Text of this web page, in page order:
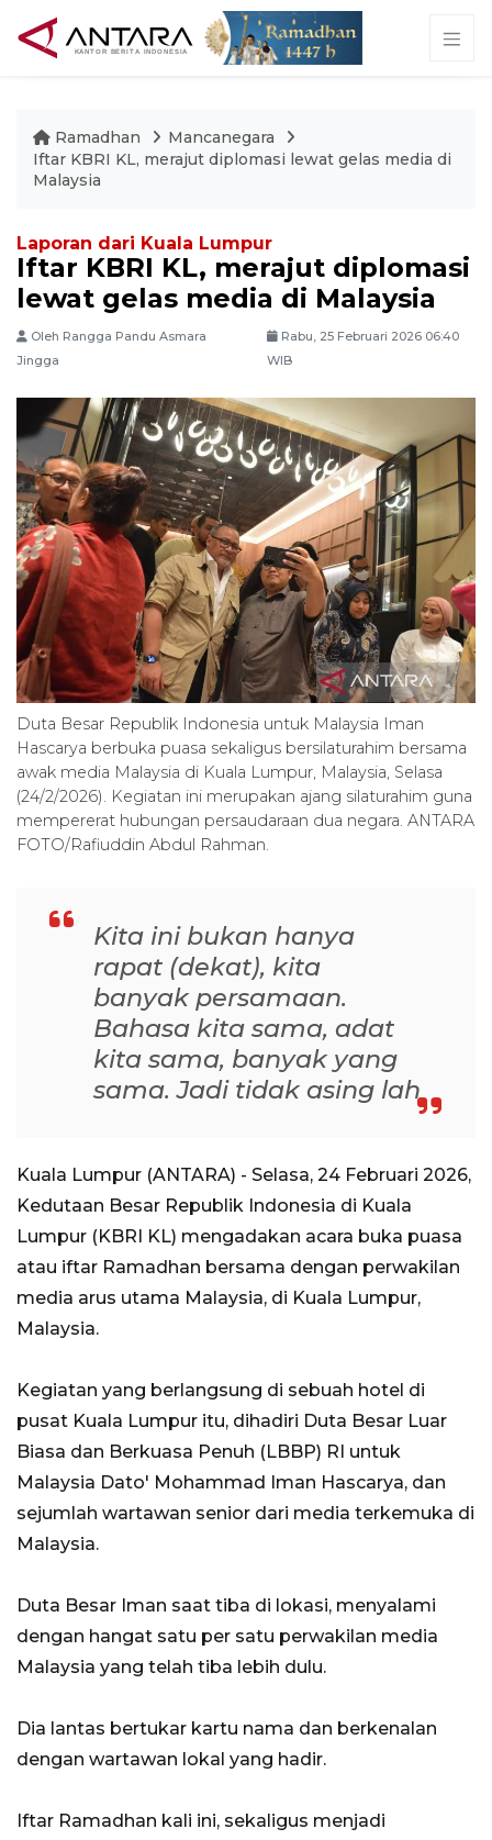
Ramadhan
Mancanegara
Iftar KBRI KL, merajut diplomasi lewat gelas media di
Malaysia
Laporan dari Kuala Lumpur
Iftar KBRI KL, merajut diplomasi
lewat gelas media di Malaysia
Oleh Rangga Pandu Asmara
Jingga
Rabu, 25 Februari 2026 06:40
WIB
Duta Besar Republik Indonesia untuk Malaysia Iman
Hascarya berbuka puasa sekaligus bersilaturahim bersama
awak media Malaysia di Kuala Lumpur, Malaysia, Selasa
(24/2/2026). Kegiatan ini merupakan ajang silaturahim guna
mempererat hubungan persaudaraan dua negara. ANTARA
FOTO/Rafiuddin Abdul Rahman.
Kita ini bukan hanya
rapat (dekat), kita
banyak persamaan.
Bahasa kita sama, adat
kita sama, banyak yang
sama. Jadi tidak asing lah
Kuala Lumpur (ANTARA) - Selasa, 24 Februari 2026,
Kedutaan Besar Republik Indonesia di Kuala
Lumpur (KBRI KL) mengadakan acara buka puasa
atau iftar Ramadhan bersama dengan perwakilan
media arus utama Malaysia, di Kuala Lumpur,
Malaysia.
Kegiatan yang berlangsung di sebuah hotel di
pusat Kuala Lumpur itu, dihadiri Duta Besar Luar
Biasa dan Berkuasa Penuh (LBBP) RI untuk
Malaysia Dato' Mohammad Iman Hascarya, dan
sejumlah wartawan senior dari media terkemuka di
Malaysia.
Duta Besar Iman saat tiba di lokasi, menyalami
dengan hangat satu per satu perwakilan media
Malaysia yang telah tiba lebih dulu.
Dia lantas bertukar kartu nama dan berkenalan
dengan wartawan lokal yang hadir.
Iftar Ramadhan kali ini, sekaligus menjadi